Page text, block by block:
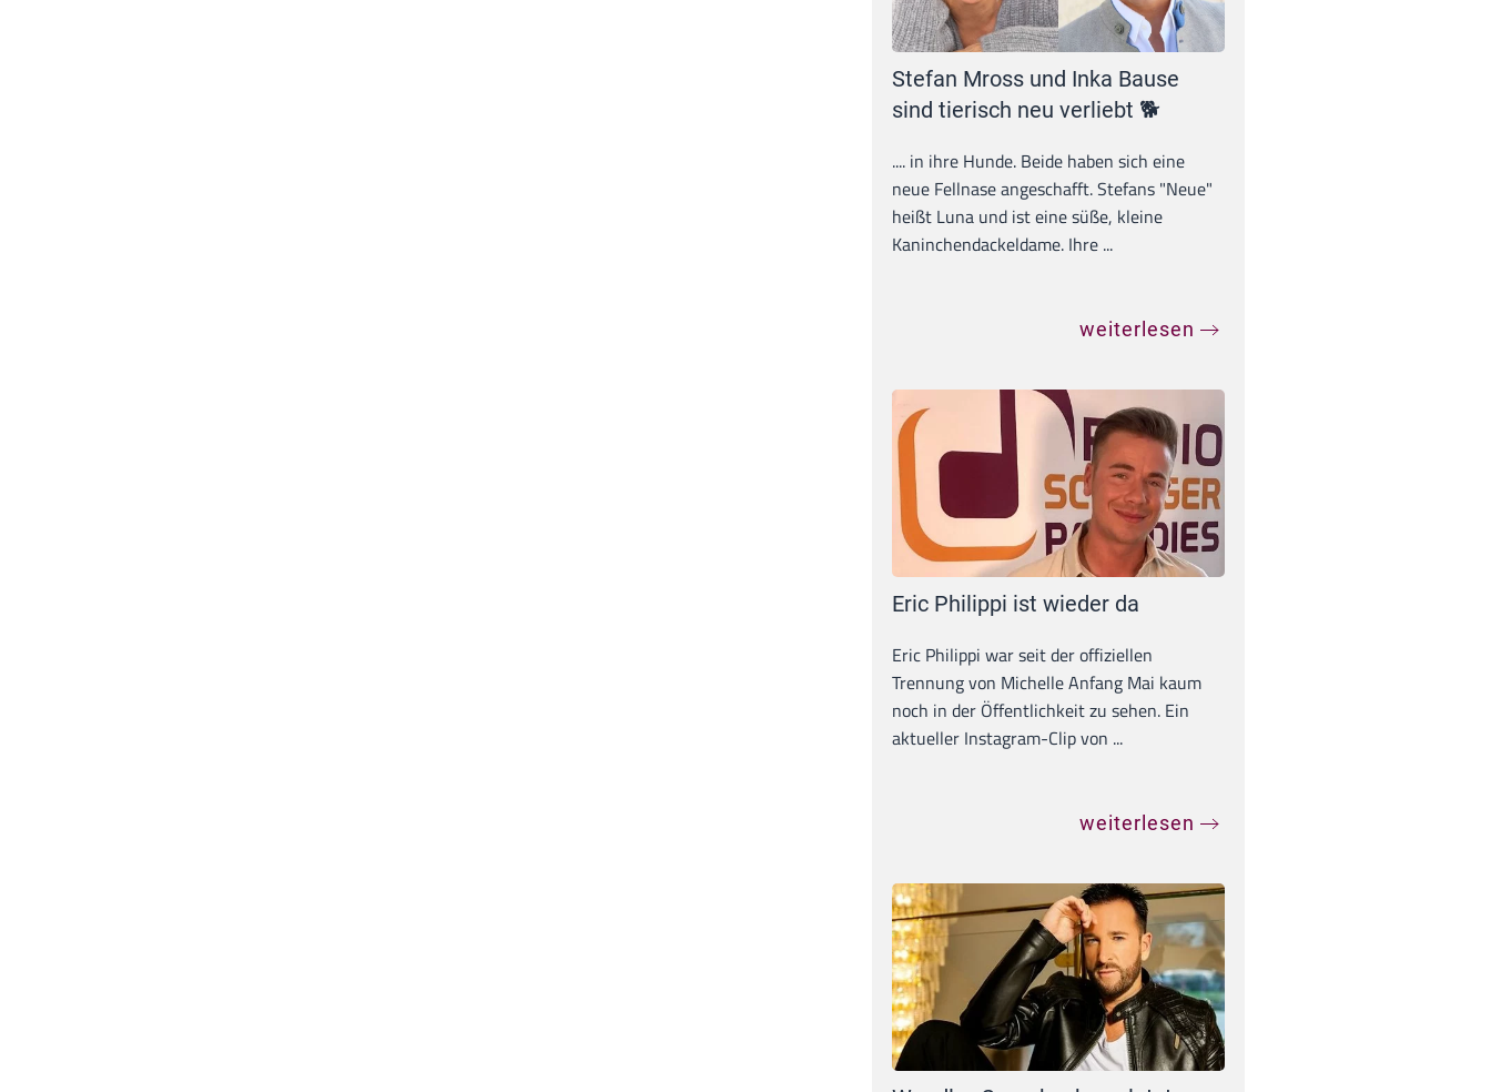
Stefan Mross und Inka Bause
sind tierisch neu verliebt 🐕
.... in ihre Hunde. Beide haben sich eine
neue Fellnase angeschafft. Stefans "Neue"
heißt Luna und ist eine süße, kleine
Kaninchendackeldame. Ihre ...
weiterlesen
Eric Philippi ist wieder da
Eric Philippi war seit der offiziellen
Trennung von Michelle Anfang Mai kaum
noch in der Öffentlichkeit zu sehen. Ein
aktueller Instagram-Clip von ...
weiterlesen